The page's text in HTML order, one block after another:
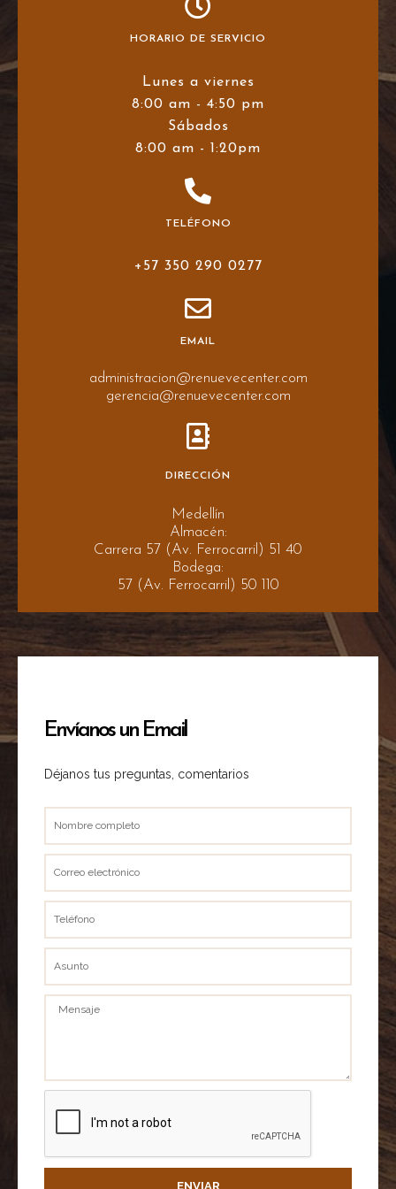
HORARIO DE SERVICIO
Lunes a viernes
8:00 am - 4:50 pm
Sábados
8:00 am - 1:20pm
TELÉFONO
+57 350 290 0277
EMAIL
administracion@renuevecenter.com
gerencia@renuevecenter.com
DIRECCIÓN
Medellín
Almacén:
Carrera 57 (Av. Ferrocarril) 51 40
Bodega:
57 (Av. Ferrocarril) 50 110
Envíanos un Email
Déjanos tus preguntas, comentarios
Mensaje
ENVIAR